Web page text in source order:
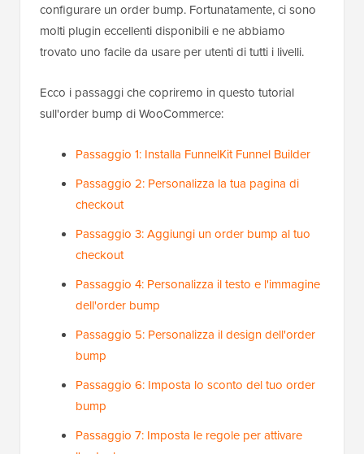
configurare un order bump. Fortunatamente, ci sono
molti plugin eccellenti disponibili e ne abbiamo
trovato uno facile da usare per utenti di tutti i livelli.
Ecco i passaggi che copriremo in questo tutorial
sull'order bump di WooCommerce:
Passaggio 1: Installa FunnelKit Funnel Builder
Passaggio 2: Personalizza la tua pagina di
checkout
Passaggio 3: Aggiungi un order bump al tuo
checkout
Passaggio 4: Personalizza il testo e l'immagine
dell'order bump
Passaggio 5: Personalizza il design dell'order
bump
Passaggio 6: Imposta lo sconto del tuo order
bump
Passaggio 7: Imposta le regole per attivare